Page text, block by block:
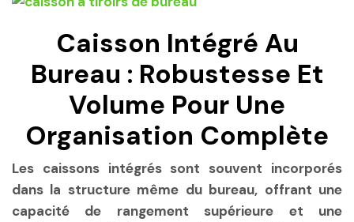
Caisson Intégré Au
Bureau : Robustesse Et
Volume Pour Une
Organisation Complète
Les caissons intégrés sont souvent incorporés
dans la structure même du bureau, offrant une
capacité de rangement supérieure et une